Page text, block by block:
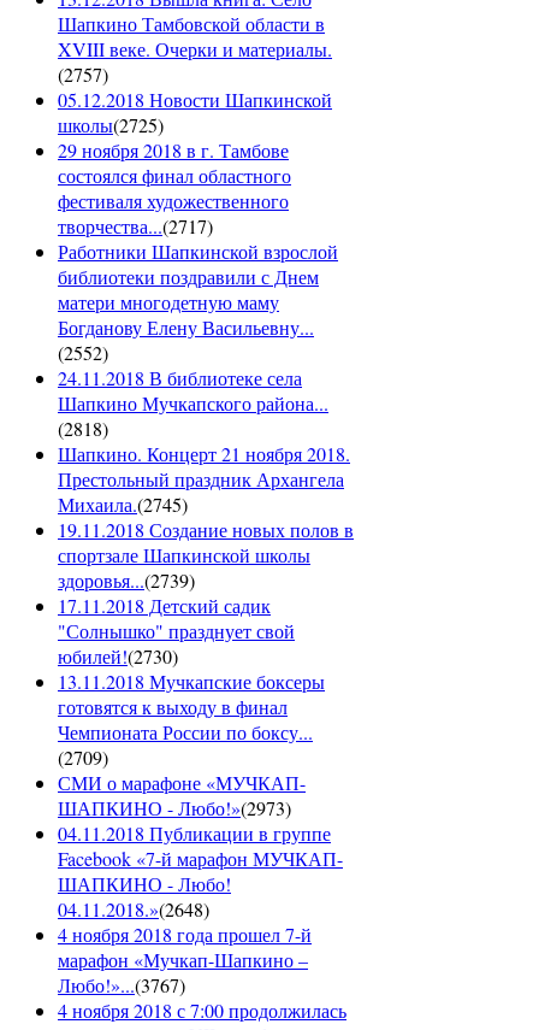
Шапкино Тамбовской области в
XVIII веке. Очерки и материалы.
(2757)
05.12.2018 Новости Шапкинской
школы(2725)
29 ноября 2018 в г. Тамбове
состоялся финал областного
фестиваля художественного
творчества...(2717)
Работники Шапкинской взрослой
библиотеки поздравили с Днем
матери многодетную маму
Богданову Елену Васильевну...
(2552)
24.11.2018 В библиотеке села
Шапкино Мучкапского района...
(2818)
Шапкино. Концерт 21 ноября 2018.
Престольный праздник Архангела
Михаила.(2745)
19.11.2018 Создание новых полов в
спортзале Шапкинской школы
здоровья...(2739)
17.11.2018 Детский садик
"Солнышко" празднует свой
юбилей!(2730)
13.11.2018 Мучкапские боксеры
готовятся к выходу в финал
Чемпионата России по боксу...
(2709)
СМИ о марафоне «МУЧКАП-
ШАПКИНО - Любо!»(2973)
04.11.2018 Публикации в группе
Facebook «7-й марафон МУЧКАП-
ШАПКИНО - Любо!
04.11.2018.»(2648)
4 ноября 2018 года прошел 7-й
марафон «Мучкап-Шапкино –
Любо!»...(3767)
4 ноября 2018 с 7:00 продолжилась